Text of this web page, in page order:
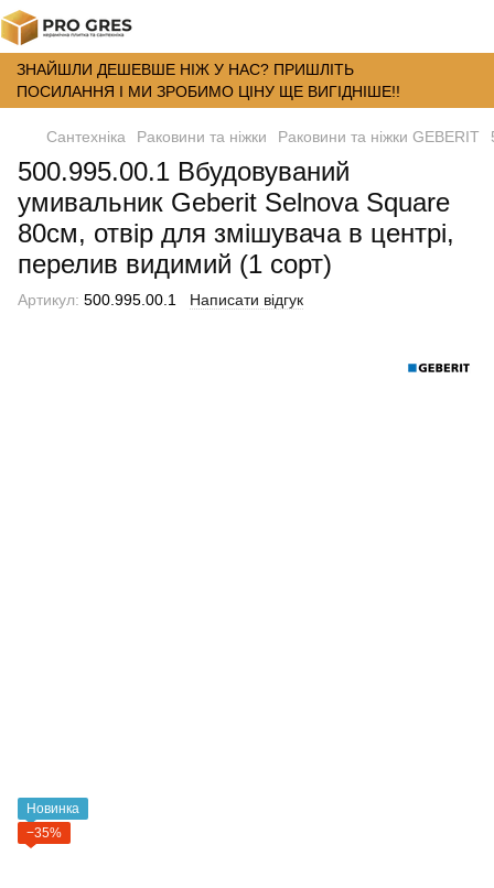
ЗНАЙШЛИ ДЕШЕВШЕ НІЖ У НАС? ПРИШЛІТЬ
ПОСИЛАННЯ І МИ ЗРОБИМО ЦІНУ ЩЕ ВИГІДНІШЕ!!
Сантехніка Раковини та ніжки Раковини та ніжки GEBERIT
500.995.00.1 Вбудовуваний
умивальник Geberit Selnova Square
80см, отвір для змішувача в центрі,
перелив видимий (1 сорт)
Артикул: 500.995.00.1 Написати відгук
Новинка
−35%